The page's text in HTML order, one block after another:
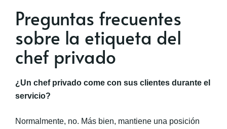
Preguntas frecuentes
sobre la etiqueta del
chef privado
¿Un chef privado come con sus clientes durante el
servicio?
Normalmente, no. Más bien, mantiene una posición